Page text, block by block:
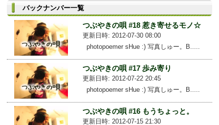
バックナンバー一覧
つぶやきの唄 #18 惹き寄せるモノ☆
更新日時: 2012-07-30 08:00
photopoemer sHue :) 写真しゅー。B.....
つぶやきの唄 #17 歩み寄り
更新日時: 2012-07-22 20:45
photopoemer sHue :) 写真しゅー。B.....
つぶやきの唄 #16 もうちょっと。
更新日時: 2012-07-15 21:30